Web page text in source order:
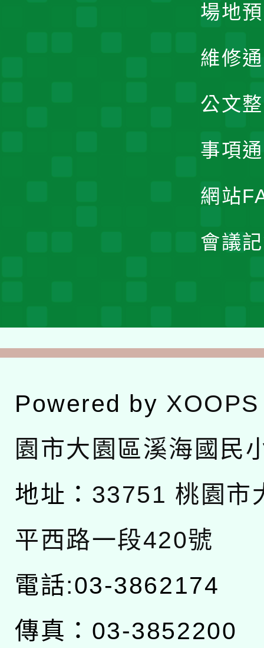
場地
維修
公文
事項
網站
會議
Powered by XOOPS
園市大園區溪海國民
地址： 33751 桃園市
平西路一段420號
電話:03-3862174
傳真：03-3852200